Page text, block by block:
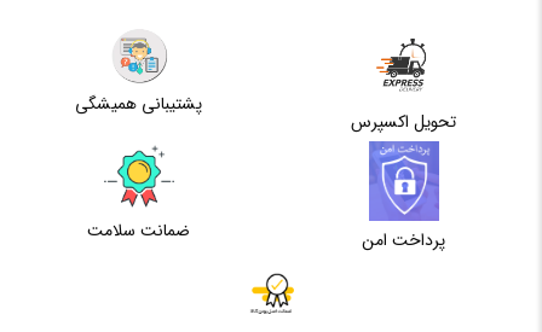
تحویل اکسپرس
پشتیبانی همیشگی
پرداخت امن ضمانت سلامت